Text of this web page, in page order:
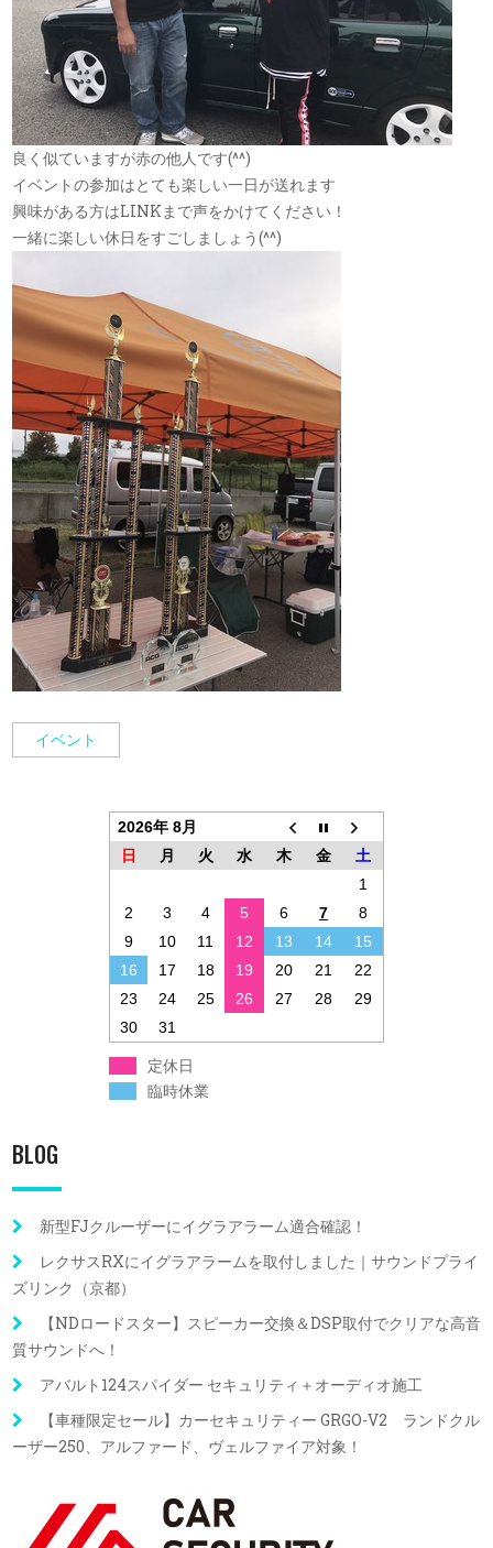
良く似ていますが赤の他人です(^^)
イベントの参加はとても楽しい一日が送れます
興味がある方はLINKまで声をかけてください！
一緒に楽しい休日をすごしましょう(^^)
イベント
2026年 8月
日
月 火 水 木 金
土
1
2
3 4 5 6 7
8
9
10 11 12 13 14
15
16
17 18 19 20 21
22
23
24 25 26 27 28
29
30
31
定休日
臨時休業
BLOG
新型FJクルーザーにイグラアラーム適合確認！
レクサスRXにイグラアラームを取付しました｜サウンドプライ
ズリンク（京都）
【NDロードスター】スピーカー交換＆DSP取付でクリアな高音
質サウンドへ！
アバルト124スパイダー セキュリティ＋オーディオ施工
【車種限定セール】カーセキュリティー GRGO-V2 ランドクル
ーザー250、アルファード、ヴェルファイア対象！